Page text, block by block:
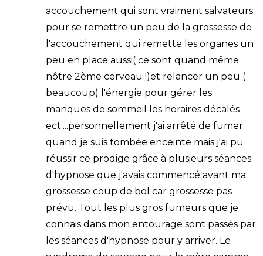
accouchement qui sont vraiment salvateurs
pour se remettre un peu de la grossesse de
l'accouchement qui remette les organes un
peu en place aussi( ce sont quand même
nôtre 2ème cerveau !)et relancer un peu (
beaucoup) l'énergie pour gérer les
manques de sommeil les horaires décalés
ect....personnellement j'ai arrêté de fumer
quand je suis tombée enceinte mais j'ai pu
réussir ce prodige grâce à plusieurs séances
d'hypnose que j'avais commencé avant ma
grossesse coup de bol car grossesse pas
prévu. Tout les plus gros fumeurs que je
connais dans mon entourage sont passés par
les séances d'hypnose pour y arriver. Le